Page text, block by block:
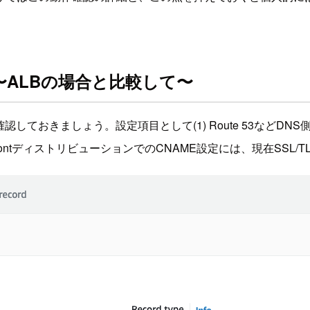
の場合と比較して〜
しておきましょう。設定項目として(1) Route 53などDNS
ディストリビューションでのCNAME設定には、現在SSL/